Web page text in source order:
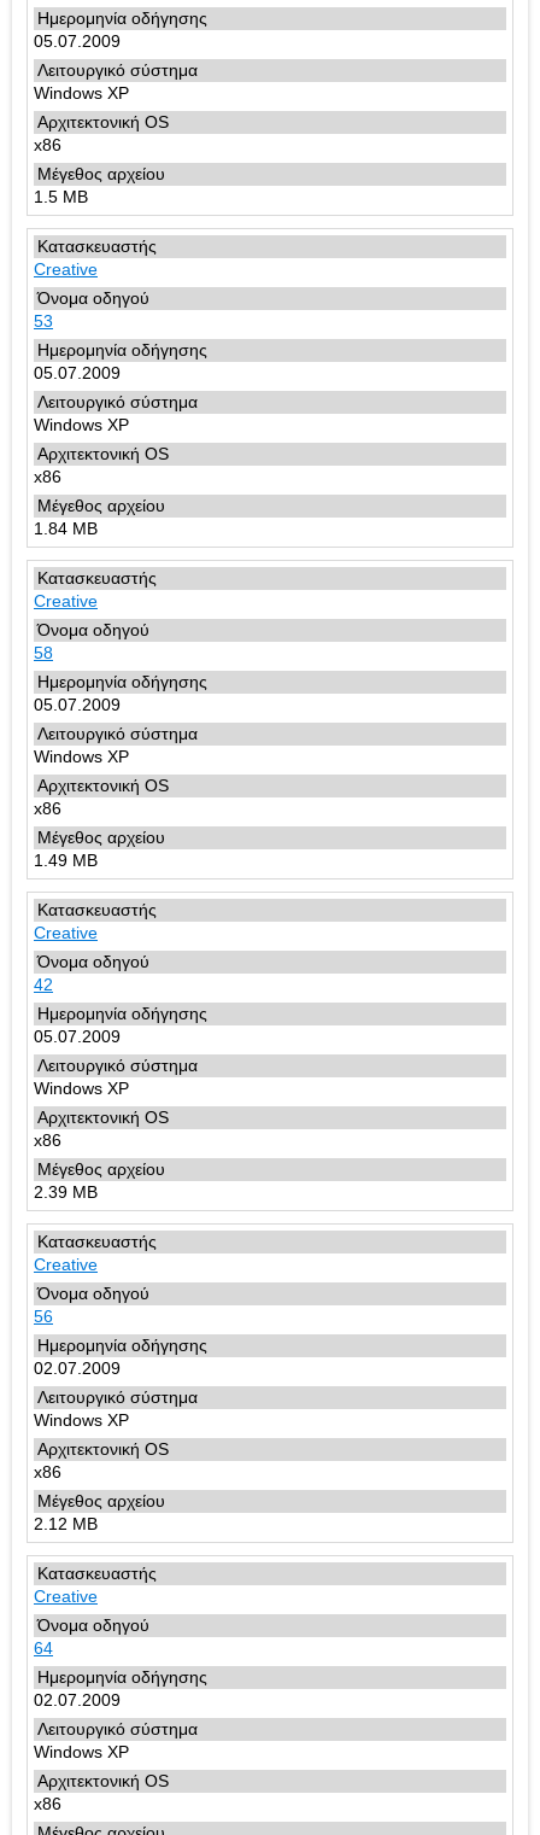
05.07.2009
Windows XP
x86
1.5 MB
Creative
53
05.07.2009
Windows XP
x86
1.84 MB
Creative
58
05.07.2009
Windows XP
x86
1.49 MB
Creative
42
05.07.2009
Windows XP
x86
2.39 MB
Creative
56
02.07.2009
Windows XP
x86
2.12 MB
Creative
64
02.07.2009
Windows XP
x86